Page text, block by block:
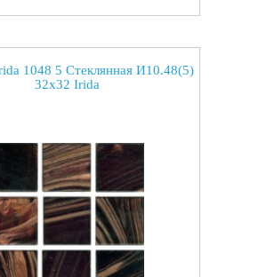
1048 5 Стеклянная И10.48(5)
32x32 Irida